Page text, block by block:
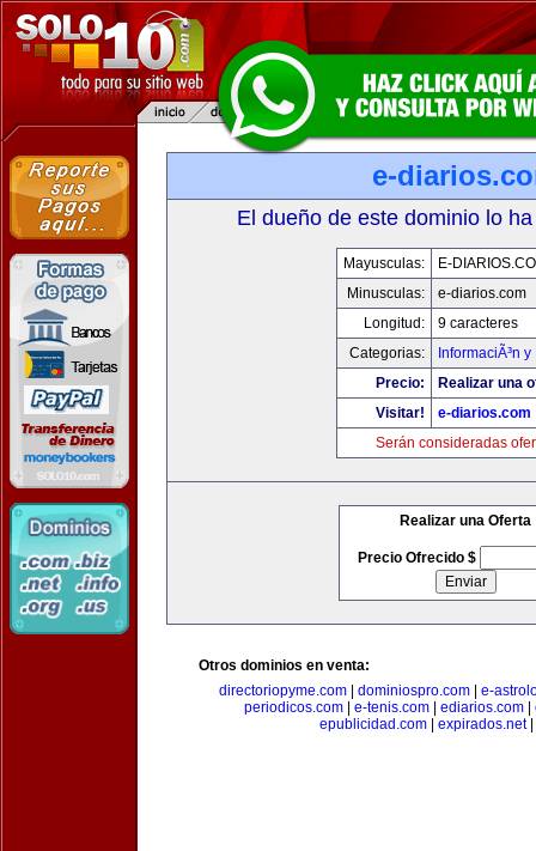
e-
El dueño de este dominio lo
Mayusculas:
E-
Minusculas:
e-diarios.com
Longitud:
9 caracteres
Categorias:
InformaciÃ³n
Precio:
Realizar una
Visitar!
e-diarios.com
Serán consideradas
Realizar una Oferta
Precio Ofrecido $
Otros dominios en venta:
directoriopyme.com| dominiospro.com| e-
periodicos.com| e-tenis.com| ediarios.com|
epublicidad.com
expirados.net|